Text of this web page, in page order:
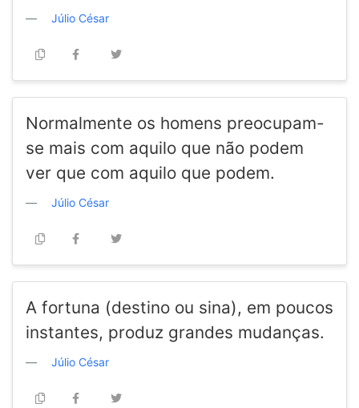
Júlio César
Normalmente os homens preocupam-
se mais com aquilo que não podem
ver que com aquilo que podem.
Júlio César
A fortuna (destino ou sina), em poucos
instantes, produz grandes mudanças.
Júlio César